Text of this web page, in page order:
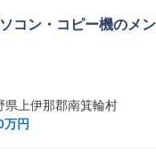
コン・コピー機のメ
県上伊那郡南箕輪村
万円